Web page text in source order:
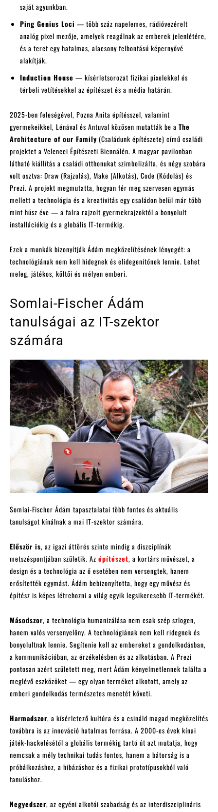
saját agyunkban.
Ping Genius Loci — több száz napelemes, rádióvezérelt
analóg pixel mezője, amelyek reagálnak az emberek jelenlétére,
és a teret egy hatalmas, alacsony felbontású képernyővé
alakítják.
Induction House — kísérletsorozat fizikai pixelekkel és
térbeli vetítésekkel az építészet és a média határán.
2025-ben feleségével, Pozna Anita építésszel, valamint
gyermekeikkel, Lénával és Antuval közösen mutatták be a The
Architecture of our Family (Családunk építészete) című családi
projektet a Velencei Építészeti Biennálén. A magyar pavilonban
látható kiállítás a családi otthonukat szimbolizálta, és négy szobára
volt osztva: Draw (Rajzolás), Make (Alkotás), Code (Kódolás) és
Prezi. A projekt megmutatta, hogyan fér meg szervesen egymás
mellett a technológia és a kreativitás egy családon belül már több
mint húsz éve — a falra rajzolt gyermekrajzoktól a bonyolult
installációkig és a globális IT-termékig.
Ezek a munkák bizonyítják Ádám megközelítésének lényegét: a
technológiának nem kell hidegnek és elidegenítőnek lennie. Lehet
meleg, játékos, költői és mélyen emberi.
Somlai-Fischer Ádám
tanulságai az IT-szektor
számára
Somlai-Fischer Ádám tapasztalatai több fontos és aktuális
tanulságot kínálnak a mai IT-szektor számára.
Először is, az igazi áttörés szinte mindig a diszciplínák
metszéspontjában születik. Az építészet, a kortárs művészet, a
design és a technológia az ő esetében nem versengtek, hanem
erősítették egymást. Ádám bebizonyította, hogy egy művész és
építész is képes létrehozni a világ egyik legsikeresebb IT-termékét.
Másodszor, a technológia humanizálása nem csak szép szlogen,
hanem valós versenyelőny. A technológiának nem kell ridegnek és
bonyolultnak lennie. Segítenie kell az embereket a gondolkodásban,
a kommunikációban, az érzékelésben és az alkotásban. A Prezi
pontosan azért született meg, mert Ádám kényelmetlennek találta a
meglévő eszközöket — egy olyan terméket alkotott, amely az
emberi gondolkodás természetes menetét követi.
Harmadszor, a kísérletező kultúra és a csináld magad megközelítés
továbbra is az innováció hatalmas forrása. A 2000-es évek kínai
játék-hackelésétől a globális termékig tartó út azt mutatja, hogy
nemcsak a mély technikai tudás fontos, hanem a bátorság is a
próbálkozáshoz, a hibázáshoz és a fizikai prototípusokból való
tanuláshoz.
Negyedszer, az egyéni alkotói szabadság és az interdiszciplináris